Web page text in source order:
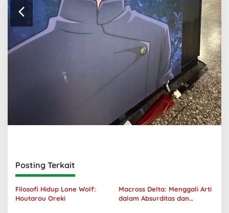
Posting Terkait
Filosofi Hidup Lone Wolf:
Houtarou Oreki
Macross Delta: Menggali Arti
dalam Absurditas dan